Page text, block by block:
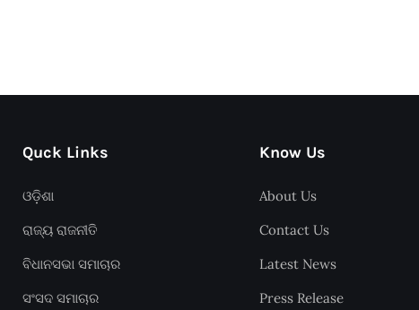
Quck Links
ଓଡ଼ିଶା
ରାଜ୍ୟ ରାଜନୀତି
ବିଧାନସଭା ସମାଚାର
ସଂସଦ ସମାଚାର
Know Us
About Us
Contact Us
Latest News
Press Release